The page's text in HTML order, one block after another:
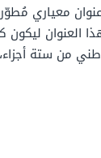
معياري
تمّ ابتكار هذا العنوان
من ستة